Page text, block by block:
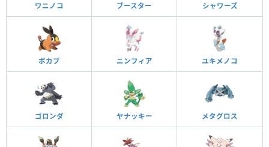
ワニノコ ブースター シャワーズ
ポカブ ニンフィア ユキメノコ
ゴロンダ ヤナッキー メタグロス